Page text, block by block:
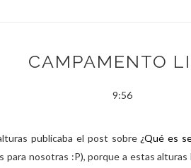
CAMPAMENTO
9:56
publicaba el post sobre ¿Qué es
para nosotras :P), porque a estas alturas